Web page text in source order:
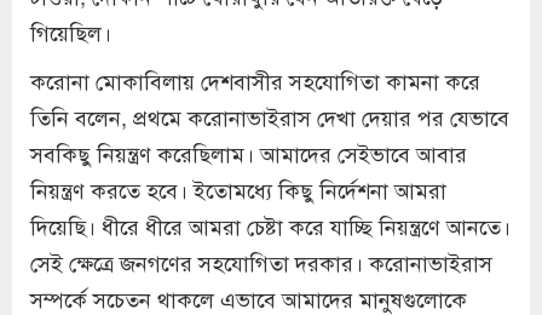
গিয়েছিল।
করোনা মোকাবিলায় দেশবাসীর সহযোগিতা কামনা করে
তিনি বলেন, প্রথমে করোনাভাইরাস দেখা দেয়ার পর যেভাবে
সবকিছু নিয়ন্ত্রণ করেছিলাম। আমাদের সেইভাবে আবার
নিয়ন্ত্রণ করতে হবে। ইতোমধ্যে কিছু নির্দেশনা আমরা
দিয়েছি। ধীরে ধীরে আমরা চেষ্টা করে যাচ্ছি নিয়ন্ত্রণে আনতে।
সেই ক্ষেত্রে জনগণের সহযোগিতা দরকার। করোনাভাইরাস
সম্পর্কে সচেতন থাকলে এভাবে আমাদের মানুষগুলোকে